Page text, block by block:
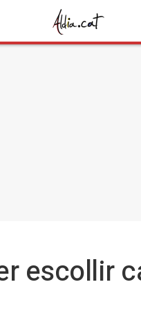
escollir